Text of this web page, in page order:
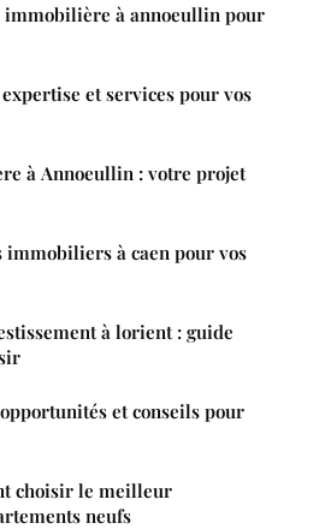
immobilière à annoeullin pour
et services pour vos
à Annoeullin : votre projet
immobiliers à caen pour vos
à lorient : guide
et conseils pour
choisir le meilleur
neufs